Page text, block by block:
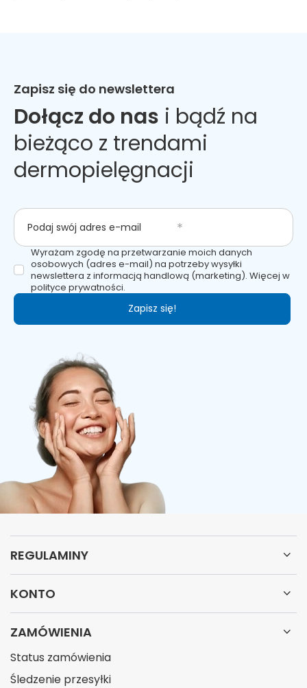
Zapisz się do newslettera
Dołącz do nas i bądź na
bieżąco z trendami
dermopielęgnacji
Podaj swój adres e-mail
Wyrażam zgodę na przetwarzanie moich danych
osobowych (adres e-mail) na potrzeby wysyłki
newslettera z informacją handlową (marketing). Więcej w
polityce prywatności.
Zapisz się!
REGULAMINY
KONTO
ZAMÓWIENIA
Status zamówienia
Śledzenie przesyłki